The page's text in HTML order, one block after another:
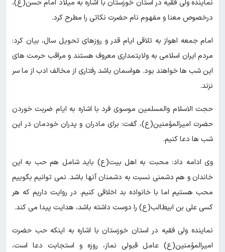
نماینده ولی فقیه در استان خوزستان با اشاره به میلاد امام حسن(ع)،
درخصوص معنا و مفهوم نام حضرت نکاتی را مطرح کرد.
امام جمعه اهواز به تلاقی ایام قدر و روزهای تحویل سال، بیان کرد:
مردم ایران اسلامی به ولایتمداری معروف هستند و مراقب حرمت های
این شب ها خواهند بود. هواسمان باشد رفتاری از مخالف ادب از ما سر
نزند.
حجت الاسلام والمسلمین موسوی فرد با اشاره به ایام ضربت خوردن
حضرت امیرالمؤمنین(ع)، گفت: برای مادران و پدران خودمان در این
شب ها دعا کنیم.
وی ادامه داد: محبت به اهل بیت(ع) باید شامل هم حب به این
خاندان و هم دشمنی نسبت به دشمنان آنها باشد. نمی توانیم بگوییم
محب هستیم اما با خانواده بد اخلاقی کنیم. در روایت داریم که هر
کسی علی بن ابیطالب(ع) را دوست داشته باشد، هدایت پیدا می کند.
نماینده ولی فقیه در استان خوزستان با اشاره به اینکه حب حضرت
امیرالمؤمنین(ع) عامل قبولی نماز، روزه و استجابت دعا است،